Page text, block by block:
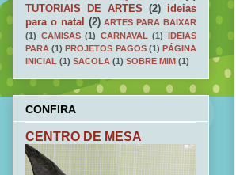
TUTORIAIS DE ARTES
(2)
ideias
para o natal (2) ARTES PARA BAIXAR
(1) CAMISAS (1) CARNAVAL (1) IDEIAS
PARA (1) PROJETOS PAGOS (1) PÁGINA
INICIAL (1) SACOLA (1) SOBRE MIM (1)
CONFIRA
CENTRO DE MESA